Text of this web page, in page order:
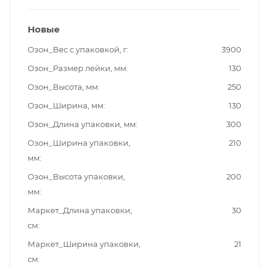
Новые
Озон_Вес с упаковкой, г
3900
Озон_Размер лейки, мм
130
Озон_Высота, мм
250
Озон_Ширина, мм
130
Озон_Длина упаковки, мм
300
Озон_Ширина упаковки,
мм
210
Озон_Высота упаковки,
мм
200
Маркет_Длина упаковки,
см
30
Маркет_Ширина упаковки,
см
21